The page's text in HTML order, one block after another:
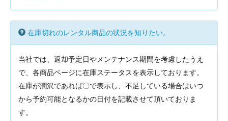
在庫切れのレンタル商品の状況を知りたい。
当社では、返却予定日やメンテナンス期間を考慮したうえ
で、各商品ページに在庫ステータスを表示しております。
在庫が潤沢であれば〇で表示し、不足している場合はいつ
から予約可能となるかの日付を記載させて頂いておりま
す。